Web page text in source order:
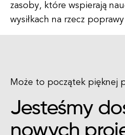
zasoby, które wspierają
wysiłkach na rzecz
Może to początek pięknej
Jesteśmy
nowych